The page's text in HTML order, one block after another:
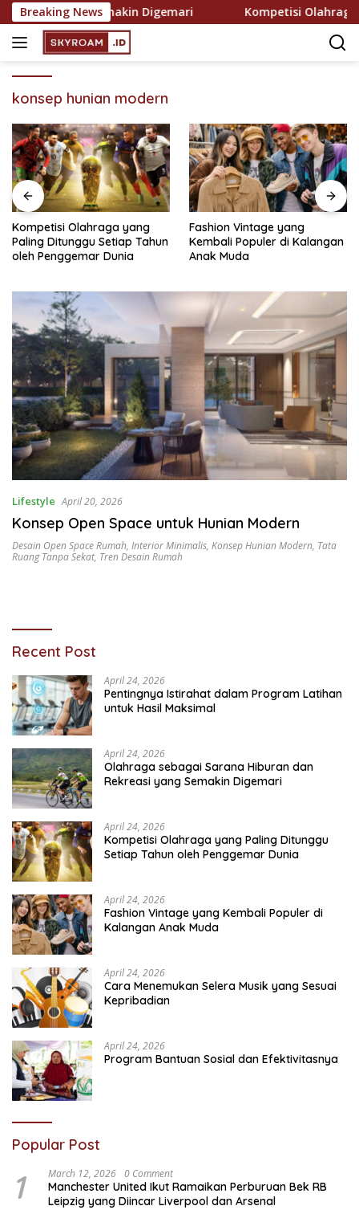
Skip
to
content
Breaking News
yang Semakin Digemari Kompetisi Olahraga
konsep hunian modern
Kompetisi Olahraga yang
Paling Ditunggu Setiap Tahun
oleh Penggemar Dunia
Fashion Vintage yang
Kembali Populer di Kalangan
Anak Muda
Lifestyle April 20, 2026
Konsep Open Space untuk Hunian Modern
Desain Open Space Rumah, Interior Minimalis, Konsep Hunian Modern, Tata
Ruang Tanpa Sekat, Tren Desain Rumah
Recent Post
April 24, 2026
Pentingnya Istirahat dalam Program Latihan
untuk Hasil Maksimal
April 24, 2026
Olahraga sebagai Sarana Hiburan dan
Rekreasi yang Semakin Digemari
April 24, 2026
Kompetisi Olahraga yang Paling Ditunggu
Setiap Tahun oleh Penggemar Dunia
April 24, 2026
Fashion Vintage yang Kembali Populer di
Kalangan Anak Muda
April 24, 2026
Cara Menemukan Selera Musik yang Sesuai
Kepribadian
April 24, 2026
Program Bantuan Sosial dan Efektivitasnya
Popular Post
1 March 12, 2026 0 Comment
Manchester United Ikut Ramaikan Perburuan Bek RB
Leipzig yang Diincar Liverpool dan Arsenal